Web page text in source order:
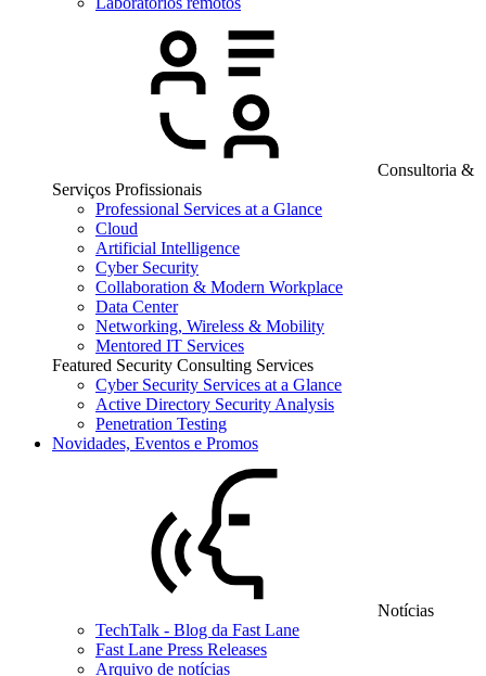
Consultoria &
Serviços Profissionais
Professional Services at a Glance
Cloud
Artificial Intelligence
Cyber Security
Collaboration & Modern Workplace
Data Center
Networking, Wireless & Mobility
Mentored IT Services
Featured Security Consulting Services
Cyber Security Services at a Glance
Active Directory Security Analysis
Penetration Testing
Novidades, Eventos e Promos
Notícias
TechTalk - Blog da Fast Lane
Fast Lane Press Releases
Arquivo de notícias